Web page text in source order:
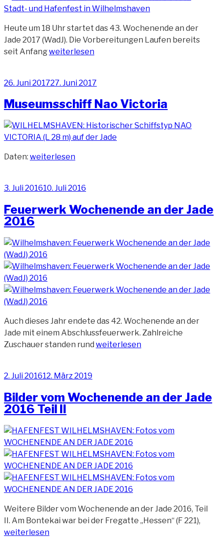
Heute um 18 Uhr startet das 43. Wochenende an der
Jade 2017 (WadJ). Die Vorbereitungen Laufen bereits
seit Anfang„Start
an
Jade
2017“
weiterlesen
Veröffentlicht
26. Juni 201727. Juni 2017
Museumsschiff Nao Victoria
Daten: „Museumsschiff
weiterlesen
Veröffentlicht
3. Juli 201610. Juli 2016
Feuerwerk Wochenende an der Jade
2016
Auch dieses Jahr endete das 42. Wochenende an der
Jade mit einem Abschlussfeuerwerk. Zahlreiche
Zuschauer standen rund „Feuerwerk
Jade
2016“
weiterlesen
Veröffentlicht
2. Juli 201612. März 2019
Bilder vom Wochenende an der Jade
2016 Teil II
Weitere Bilder vom Wochenende an der Jade 2016, Teil
II. Am Bontekai war bei der Fregatte „Hessen“ (F 221),
weiterlesen